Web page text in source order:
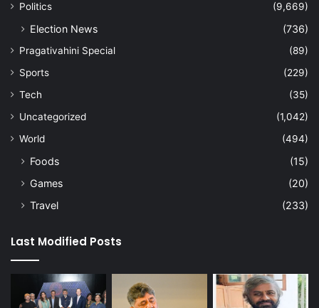
Politics
(9,669)
Election News (736)
Pragativahini Special
(89)
Sports
(229)
Tech
(35)
Uncategorized
(1,042)
World
(494)
Foods
(15)
Games
(20)
Travel
(233)
Last Modified Posts